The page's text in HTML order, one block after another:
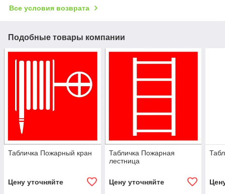
Все условия возврата
Подобные товары компании
Табличка Пожарный кран
Цену уточняйте
Табличка Пожарная
лестница
Цену уточняйте